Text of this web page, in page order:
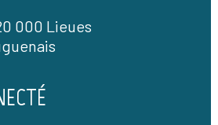
000 Lieues